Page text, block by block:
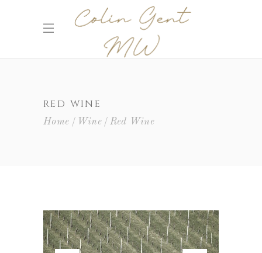
RED WINE
Home Wine Red Wine